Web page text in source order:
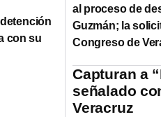
con su
al proceso de
Guzmán; la
Congreso de
Capturan a
señalado
Veracruz